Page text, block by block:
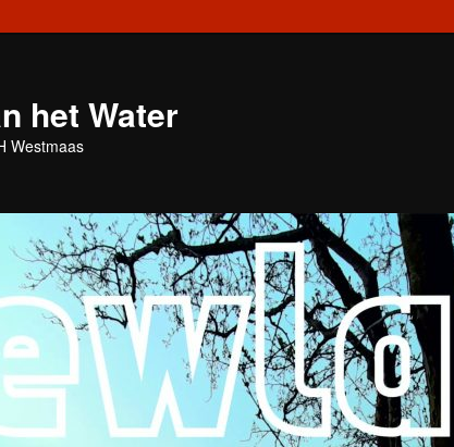
het Water
Westmaas